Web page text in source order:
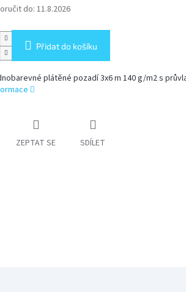
do: 11.8.2026
Přidat do košíku
plátěné pozadí 3x6 m 140 g/m2 s
ZEPTAT SE SDÍLET